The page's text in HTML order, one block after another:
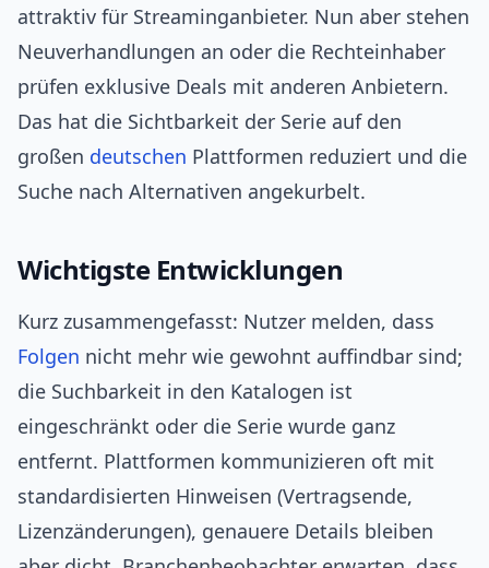
attraktiv für Streaminganbieter. Nun aber stehen
Neuverhandlungen an oder die Rechteinhaber
prüfen exklusive Deals mit anderen Anbietern.
Das hat die Sichtbarkeit der Serie auf den
großen deutschen Plattformen reduziert und die
Suche nach Alternativen angekurbelt.
Wichtigste Entwicklungen
Kurz zusammengefasst: Nutzer melden, dass
Folgen nicht mehr wie gewohnt auffindbar sind;
die Suchbarkeit in den Katalogen ist
eingeschränkt oder die Serie wurde ganz
entfernt. Plattformen kommunizieren oft mit
standardisierten Hinweisen (Vertragsende,
Lizenzänderungen), genauere Details bleiben